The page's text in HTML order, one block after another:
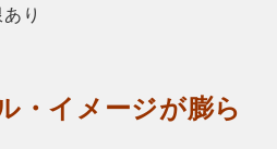
り
・イメージが膨ら